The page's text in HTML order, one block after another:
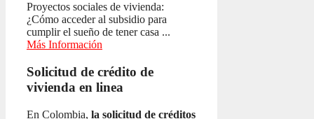
Proyectos sociales de vivienda:
¿Cómo acceder al subsidio para
cumplir el sueño de tener casa ...
Más Información
Solicitud de crédito de
vivienda en linea
En Colombia, la solicitud de créditos